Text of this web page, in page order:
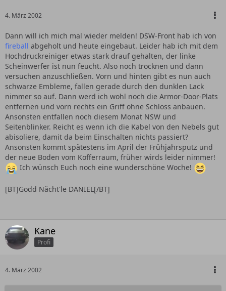
4. März 2002
Dann will ich mich mal wieder melden! DSW-Front hab ich von
fireball abgeholt und heute eingebaut. Leider hab ich mit dem
Hochdruckreiniger etwas stark drauf gehalten, der linke
Scheinwerfer ist nun feucht. Also noch trocknen und dann
versuchen anzuschließen. Vorn und hinten gibt es nun auch
schwarze Embleme, fallen gerade durch den dunklen Lack
nimmer so auf. Dann werd ich wohl noch die Armor-Door-Plats
entfernen und vorn rechts ein Griff ohne Schloss anbauen.
Ansonsten entfallen noch diesem Monat NSW und
Seitenblinker. Reicht es wenn ich die Kabel von den Nebels gut
abisoliere, damit da beim Einschalten nichts passiert?
Ansonsten kommt spätestens im April der Frühjahrsputz und
der neue Boden vom Kofferraum, früher wirds leider nimmer!
Ich wünsch Euch noch eine wunderschöne Woche!
[BT]Godd Nächt'le DANIEL[/BT]
Kane
Profi
4. März 2002